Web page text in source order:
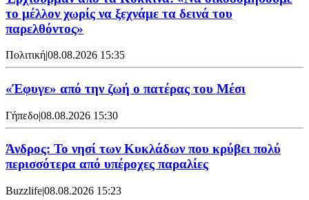
το μέλλον χωρίς να ξεχνάμε τα δεινά του
παρελθόντος»
Πολιτική|08.08.2026 15:35
«Έφυγε» από την ζωή ο πατέρας του Μέσι
Γήπεδο|08.08.2026 15:30
Άνδρος: Το νησί των Κυκλάδων που κρύβει πολύ
περισσότερα από υπέροχες παραλίες
Buzzlife|08.08.2026 15:23